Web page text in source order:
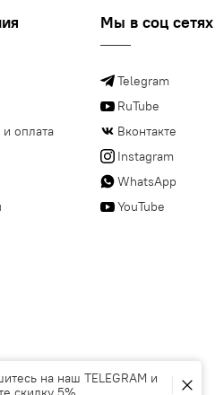
оплата
Мы в соц сетях
Telegram
RuTube
Вконтакте
Instagram
WhatsApp
YouTube
на наш TELEGRAM и